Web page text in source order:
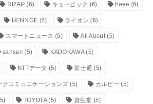
RIZAP (6) キュービック (6) freee (6)
HENNGE (6) ライオン (6)
スマートニュース (5) All About(5)
sansan (5) KADOKAWA(5)
NTTデータ (5) 富士通 (5)
クコミュニケーションズ (5) カルビー (5)
TOYOTA(5) 資生堂 (5)